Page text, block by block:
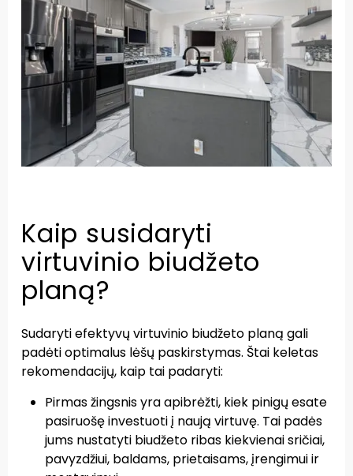
Kaip susidaryti
virtuvinio biudžeto
planą?
Sudaryti efektyvų virtuvinio biudžeto planą gali
padėti optimalus lėšų paskirstymas. Štai keletas
rekomendacijų, kaip tai padaryti:
Pirmas žingsnis yra apibrėžti, kiek pinigų esate
pasiruošę investuoti į naują virtuvę. Tai padės
jums nustatyti biudžeto ribas kiekvienai sričiai,
pavyzdžiui, baldams, prietaisams, įrengimui ir